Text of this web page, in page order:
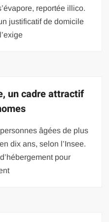
reportée illico.
justificatif de domicile
un cadre attractif
âgées de plus
dix ans, selon l’Insee.
pour